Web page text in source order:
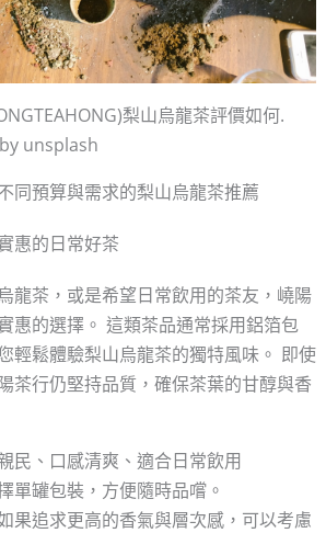
梨山烏龍茶評價如何.
unsplash
同預算與需求的梨山烏龍茶推薦
惠的日常好茶
龍茶，或是希望日常飲用的茶友，嶢陽
惠的選擇。 這類茶品通常採用鋁箔包
輕鬆體驗梨山烏龍茶的獨特風味。 即使
茶行仍堅持品質，確保茶葉的甘醇與香
民、口感清爽、適合日常飲用
單罐包裝，方便隨時品嚐。
果追求更高的香氣與層次感，可以考慮